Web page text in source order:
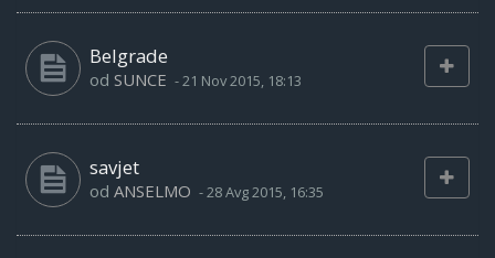
Belgrade
od SUNCE -21 Nov 2015, 18:13
savjet
od ANSELMO -28 Avg 2015, 16:35